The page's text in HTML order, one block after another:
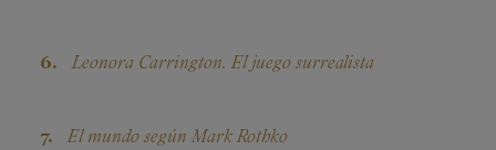
Leonora Carrington. El juego surrealista
El mundo según Mark Rothko